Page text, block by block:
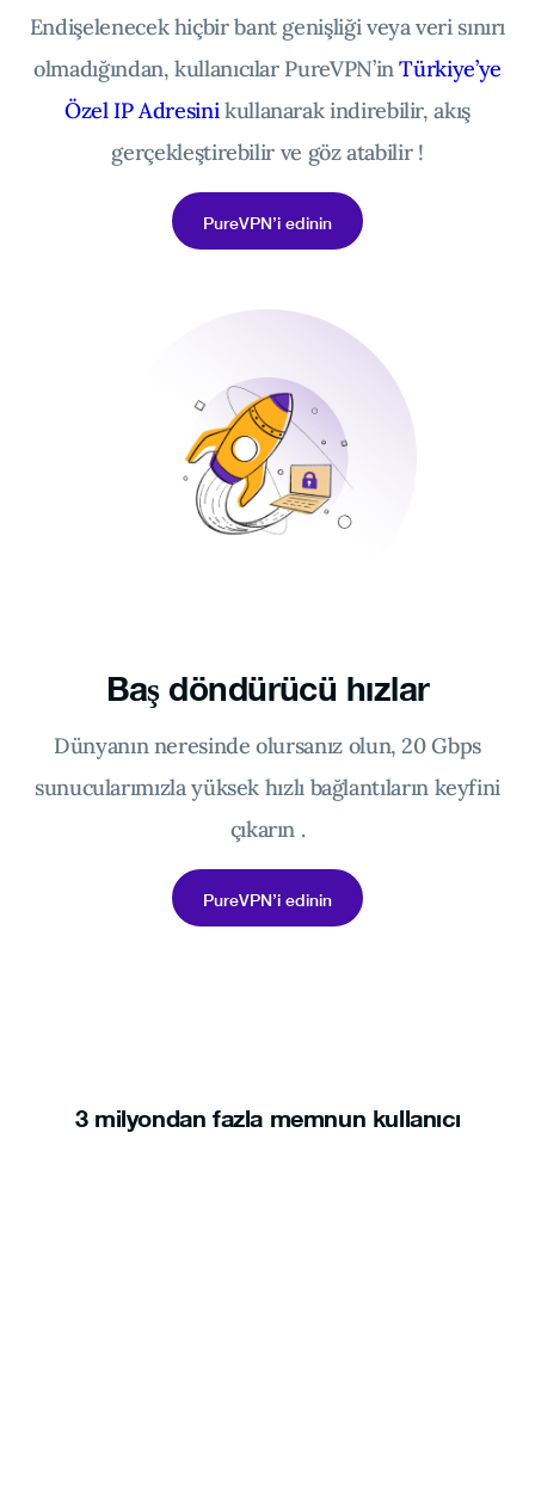
Endişelenecek hiçbir bant genişliği veya veri sınırı
olmadığından, kullanıcılar PureVPN’inTürkiye’ye
Özel IP Adresinikullanarak indirebilir, akış
gerçekleştirebilir ve göz atabilir !
PureVPN’i edinin
Baş döndürücü hızlar
Dünyanın neresinde olursanız olun, 20 Gbps
sunucularımızla yüksek hızlı bağlantıların keyfini
çıkarın .
PureVPN’i edinin
3 milyondan fazla memnun kullanıcı